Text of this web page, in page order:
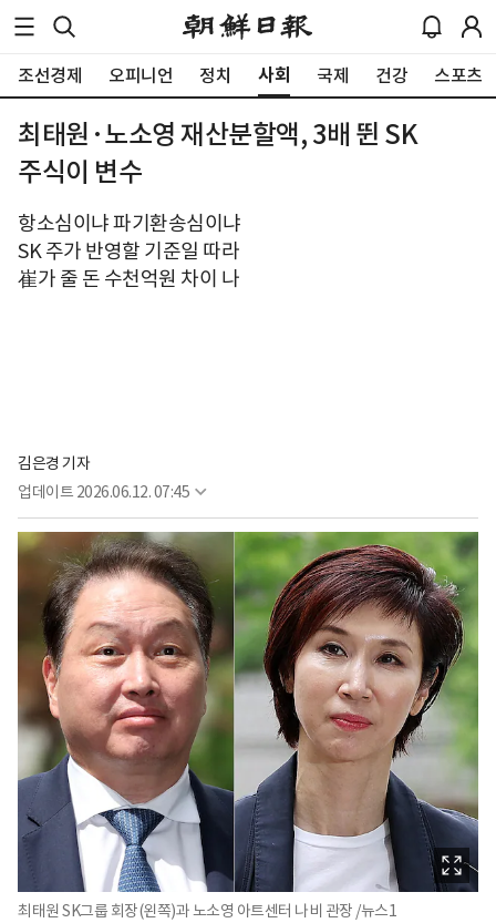
조선경제 오피니언 정치 사회 국제 건강 스포츠
최태원·노소영 재산분할액, 3배 뛴 SK
주식이 변수
항소심이냐 파기환송심이냐
SK 주가 반영할 기준일 따라
崔가 줄 돈 수천억원 차이 나
김은경 기자
업데이트 2026.06.12. 07:45
최태원 SK그룹 회장(왼쪽)과 노소영 아트센터 나비 관장 /뉴스1